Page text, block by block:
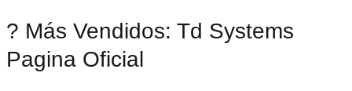
? Más Vendidos: Td Systems
Pagina Oficial